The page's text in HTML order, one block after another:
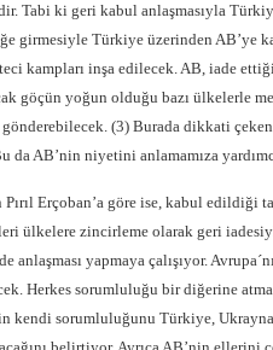
Tabi ki geri kabul anlaşmasıyla
girmesiyle Türkiye üzerinden
kampları inşa edilecek. AB, iade
göçün yoğun olduğu bazı ülkelerle
(3) Burada dikkati çeken
AB’nin niyetini anlamamıza
Erçoban’a göre ise, kabul edildiği
ülkelere zincirleme olarak geri
anlaşması yapmaya çalışıyor.
Herkes sorumluluğu bir diğerine
kendi sorumluluğunu Türkiye,